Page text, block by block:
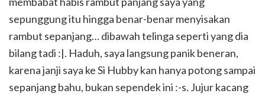
sepunggung itu hingga benar-benar menyisakan
rambut sepanjang… dibawah telinga seperti yang dia
bilang tadi :|. Haduh, saya langsung panik beneran,
karena janji saya ke Si Hubby kan hanya potong sampai
sepanjang bahu, bukan sependek ini :-s. Jujur kacang